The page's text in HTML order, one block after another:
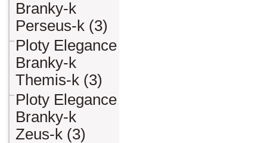
Branky-k
Perseus-k (3)
Ploty Elegance
Branky-k
Themis-k (3)
Ploty Elegance
Branky-k
Zeus-k (3)